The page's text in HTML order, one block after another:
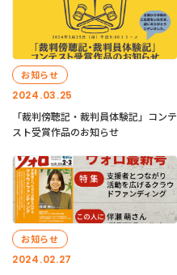
2024.03.25
お知らせ
「裁判傍聴記・裁判員体験記」コンテ
スト受賞作品のお知らせ
2024.02.27
お知らせ